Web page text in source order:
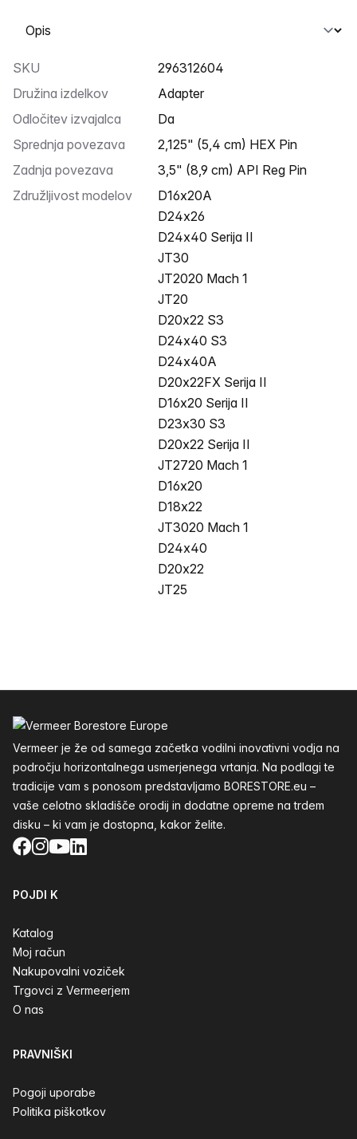
Izberite zavihek
SKU
296312604
Družina izdelkov
Adapter
Odločitev izvajalca
Da
Sprednja povezava
2,125" (5,4 cm) HEX Pin
Zadnja povezava
3,5" (8,9 cm) API Reg Pin
Združljivost modelov
D16x20A
D24x26
D24x40 Serija II
JT30
JT2020 Mach 1
JT20
D20x22 S3
D24x40 S3
D24x40A
D20x22FX Serija II
D16x20 Serija II
D23x30 S3
D20x22 Serija II
JT2720 Mach 1
D16x20
D18x22
JT3020 Mach 1
D24x40
D20x22
JT25
Vermeer je že od samega začetka vodilni inovativni vodja na
področju horizontalnega usmerjenega vrtanja. Na podlagi te
tradicije vam s ponosom predstavljamo BORESTORE.eu –
vaše celotno skladišče orodij in dodatne opreme na trdem
disku – ki vam je dostopna, kakor želite.
Facebook
Instagram
YouTube
LinkedIn
POJDI K
Katalog
Moj račun
Nakupovalni voziček
Trgovci z Vermeerjem
O nas
PRAVNIŠKI
Pogoji uporabe
Politika piškotkov